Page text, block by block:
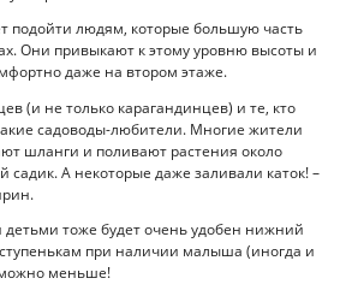
подойти людям, которые большую часть
Они привыкают к этому уровню высоты и
даже на втором этаже.
(и не только карагандинцев) и те, кто
садоводы-любители. Многие жители
шланги и поливают растения около
А некоторые даже заливали каток! –
тоже будет очень удобен нижний
при наличии малыша (иногда и
можно меньше!